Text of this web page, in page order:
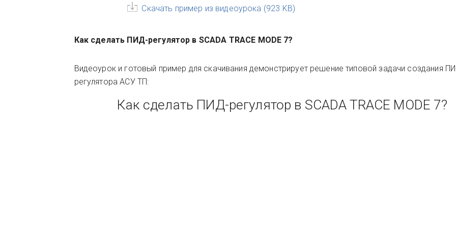
Скачать пример из видеоурока (923 KB)
Как сделать ПИД-регулятор в SCADA TRACE MODE 7?
Видеоурок и готовый пример для скачивания демонстрирует решение типовой задачи создания
регулятора АСУ ТП:
Как сделать ПИД-регулятор в SCADA TRACE MODE 7?